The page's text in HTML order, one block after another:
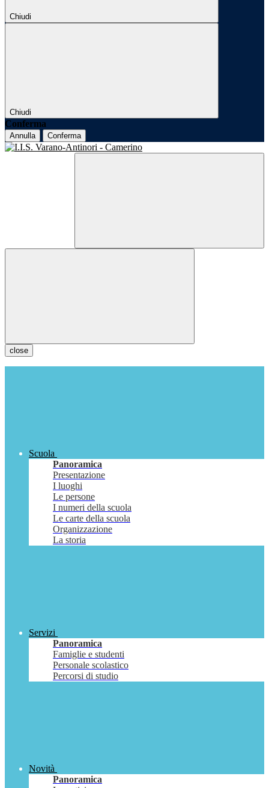
Chiudi
Chiudi
Conferma
Annulla Conferma
close
Scuola
Panoramica
Presentazione
I luoghi
Le persone
I numeri della scuola
Le carte della scuola
Organizzazione
La storia
Servizi
Panoramica
Famiglie e studenti
Personale scolastico
Percorsi di studio
Novità
Panoramica